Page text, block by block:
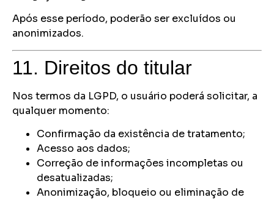
Após esse período, poderão ser excluídos ou
anonimizados.
11. Direitos do titular
Nos termos da LGPD, o usuário poderá solicitar, a
qualquer momento:
Confirmação da existência de tratamento;
Acesso aos dados;
Correção de informações incompletas ou
desatualizadas;
Anonimização, bloqueio ou eliminação de